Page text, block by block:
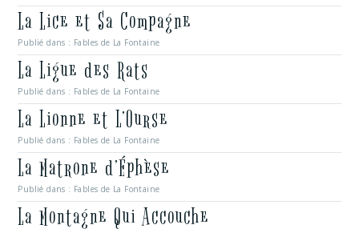
La Lice et Sa Compagne
Publié dans : Fables de La Fontaine
La Ligue des Rats
Publié dans : Fables de La Fontaine
La Lionne et L’Ourse
Publié dans : Fables de La Fontaine
La Matrone d’Éphèse
Publié dans : Fables de La Fontaine
La Montagne Qui Accouche